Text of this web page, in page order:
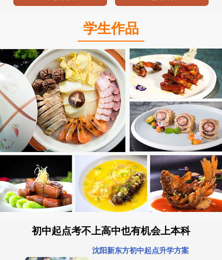
学生作品
初中起点考不上高中也有机会上本科
沈阳新东方初中起点升学方案